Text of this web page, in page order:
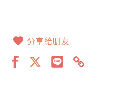
分享給朋友